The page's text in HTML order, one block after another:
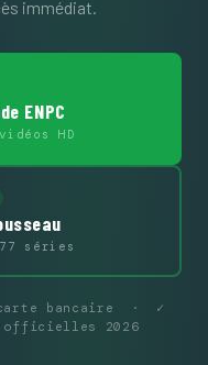
immédiat.
ENPC
HD
séries
bancaire · ✓
officielles 2026